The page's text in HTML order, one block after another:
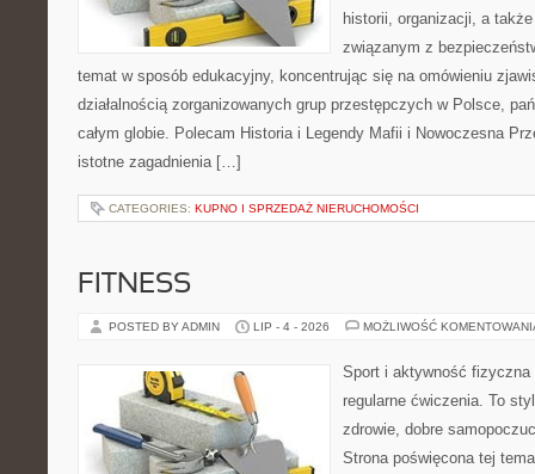
historii, organizacji, a
związanym z
temat w sposób edukacyjny, koncentrując się na omówieniu
działalnością zorganizowanych grup przestępczych w Polsce,
całym globie. Polecam Historia i Legendy Mafii i Nowoczesna
istotne zagadnienia […]
CATEGORIES: KUPNO I SPRZEDAŻ NIERUCHOMOŚCI
FITNESS
POSTED BY ADMIN LIP - 4 - 2026 MOŻLIWOŚĆ
Sport i aktywność
regularne ćwiczenia. To
zdrowie, dobre
Strona poświęcona tej